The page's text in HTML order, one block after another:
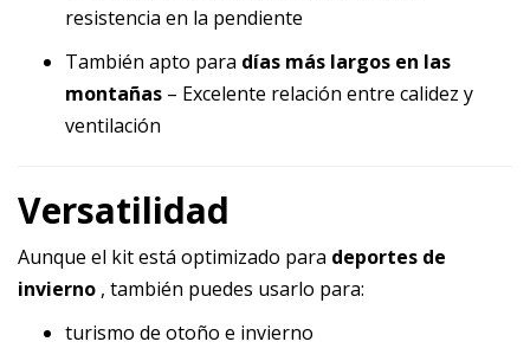
resistencia en la pendiente
También apto para días más largos en las
montañas – Excelente relación entre calidez y
ventilación
Versatilidad
Aunque el kit está optimizado para deportes de
invierno , también puedes usarlo para:
turismo de otoño e invierno